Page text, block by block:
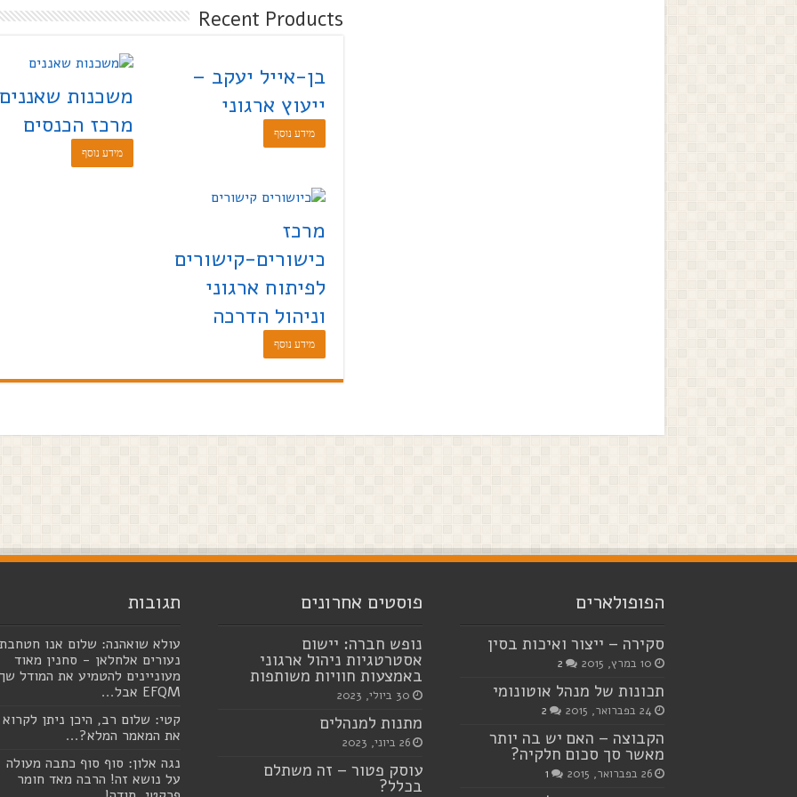
Recent Products
בן-אייל יעקב –
ייעוץ ארגוני
מידע נוסף
משכנות
מרכז הכנסים
מידע נוסף
מרכז
כישורים-קישורים
לפיתוח ארגוני
וניהול הדרכה
מידע נוסף
הפופולארים
סקירה – ייצור ואיכות בסין
10 במרץ, 2015 2
תכונות של מנהל אוטונומי
24 בפברואר, 2015 2
הקבוצה – האם יש בה יותר
מאשר סך סכום חלקיה?
26 בפברואר, 2015 1
פוסטים אחרונים
נופש חברה: יישום
אסטרטגיות ניהול ארגוני
באמצעות חוויות משותפות
30 ביולי, 2023
מתנות למנהלים
26 ביוני, 2023
עוסק פטור – זה משתלם
בכלל?
תגובות
עולא שואהנה: שלום אנו חטחבת
נעורים אלחלאן - סחנין מאוד
מעוניינים להטמיע את המודל שך
EFQM אבל...
קטי: שלום רב, היכן ניתן לקרוא
את המאמר המלא?...
נגה אלון: סוף סוף כתבה מעולה
על נושא זה! הרבה מאד חומר